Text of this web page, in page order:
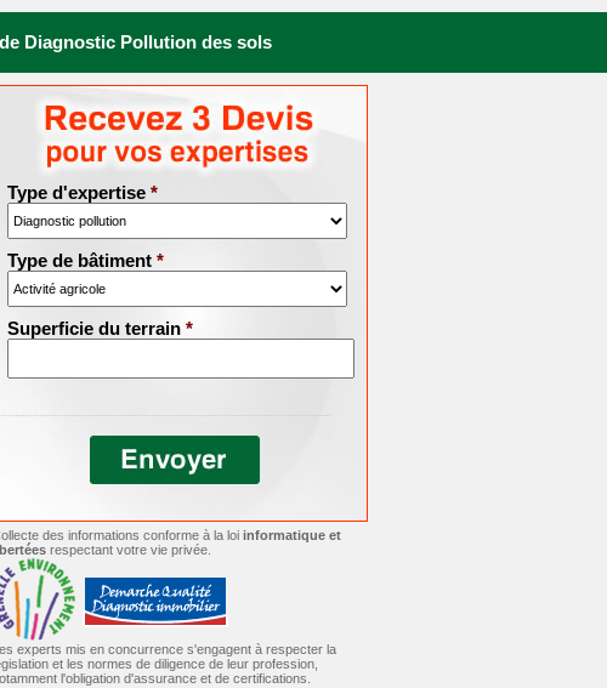
Diagnostic Pollution des sols
Type d'expertise *
Type de bâtiment *
Superficie du terrain *
des informations conforme à la loi informatique et
respectant votre vie privée.
experts mis en concurrence s'engagent à respecter la
et les normes de diligence de leur profession,
l'obligation d'assurance et de certifications.